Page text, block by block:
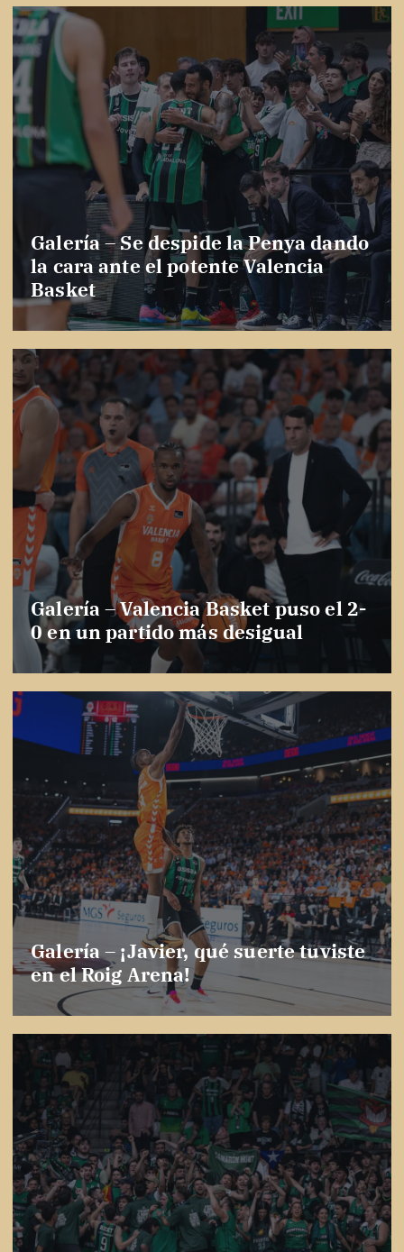
Galería – Se despide la Penya dando
la cara ante el potente Valencia
Basket
Galería – Valencia Basket puso el 2-
0 en un partido más desigual
Galería – ¡Javier, qué suerte tuviste
en el Roig Arena!